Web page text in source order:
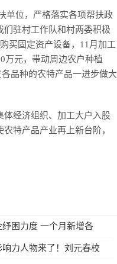
单位，严格落实各项帮扶政
驻村工作队和村两委积极
买固定资产设备，11月加工
万元，带动周边农户种植
品种的农特产品一进步做大
体经济组织、加工大户入股
特产品产业再上新台阶，
困力度 一个月新增各
响力人物来了！刘元春校